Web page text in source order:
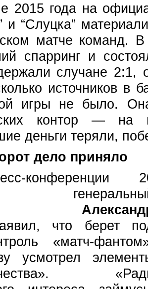
2015 года на
и “Слуцка”
матче команд. В
спарринг и
случане 2:1,
источников в
игры не было.
контор — на
деньги теряли,
дело приняло
конференции
что берет
«матч-
усмотрел